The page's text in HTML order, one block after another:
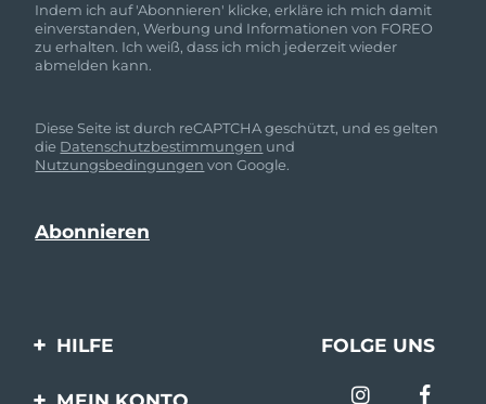
Indem ich auf 'Abonnieren' klicke, erkläre ich mich damit
einverstanden, Werbung und Informationen von FOREO
zu erhalten. Ich weiß, dass ich mich jederzeit wieder
abmelden kann.
Diese Seite ist durch reCAPTCHA geschützt, und es gelten
die Datenschutzbestimmungen und
Nutzungsbedingungen von Google.
HILFE
Kontaktiere uns
FOLGE UNS